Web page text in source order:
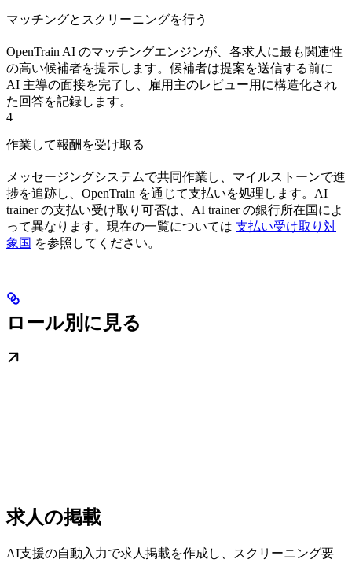
マッチングとスクリーニングを行う
OpenTrain AI のマッチングエンジンが、各求人に最も関連性
の高い候補者を提示します。候補者は提案を送信する前に
AI 主導の面接を完了し、雇用主のレビュー用に構造化され
た回答を記録します。
4
作業して報酬を受け取る
メッセージングシステムで共同作業し、マイルストーンで進
捗を追跡し、OpenTrain を通じて支払いを処理します。AI
trainer の支払い受け取り可否は、AI trainer の銀行所在国によ
って異なります。現在の一覧については 支払い受け取り対
象国 を参照してください。
ロール別に見る
求人の掲載
AI支援の自動入力で求人掲載を作成し、スクリーニング要